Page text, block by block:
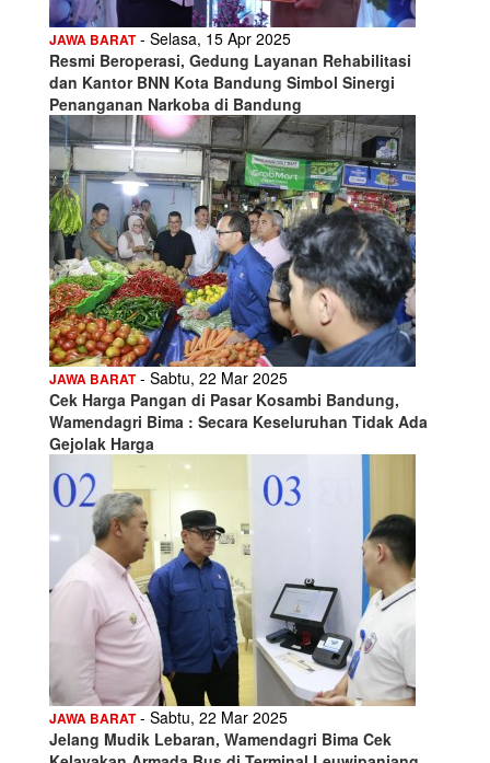
JAWA BARAT- Selasa, 15 Apr 2025
Resmi Beroperasi, Gedung Layanan Rehabilitasi
dan Kantor BNN Kota Bandung Simbol Sinergi
Penanganan Narkoba di Bandung
JAWA BARAT- Sabtu, 22 Mar 2025
Cek Harga Pangan di Pasar Kosambi Bandung,
Wamendagri Bima : Secara Keseluruhan Tidak Ada
Gejolak Harga
JAWA BARAT- Sabtu, 22 Mar 2025
Jelang Mudik Lebaran, Wamendagri Bima Cek